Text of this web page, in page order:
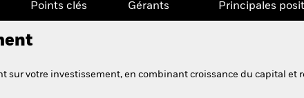
Points clés Gérants Principales
sur votre investissement, en combinant croissance du capital et